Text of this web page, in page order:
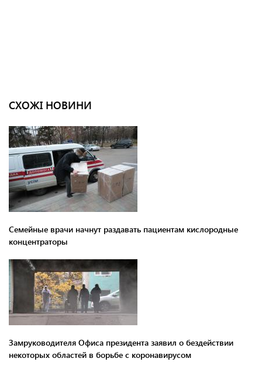
СХОЖІ НОВИНИ
Семейные врачи начнут раздавать пациентам кислородные
концентраторы
Замруководителя Офиса президента заявил о бездействии
некоторых областей в борьбе с коронавирусом